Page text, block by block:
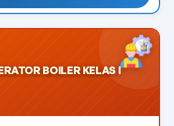
BOILER KELAS I